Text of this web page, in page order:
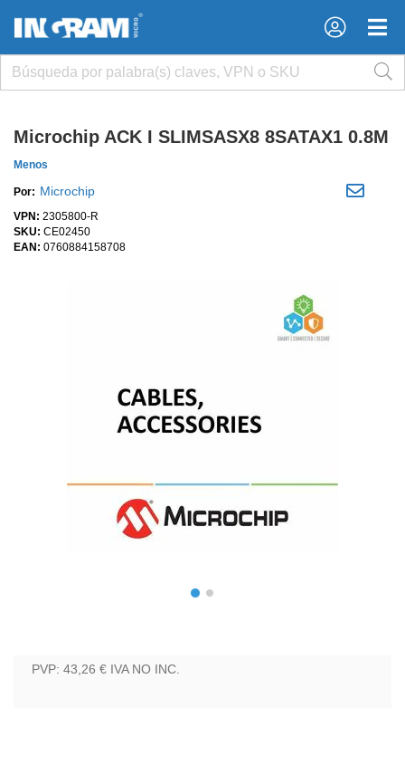
×
×
Microchip ACK I SLIMSASX8 8SATAX1 0.8M
Menos
Por: Microchip
VPN: 2305800-R
SKU: CE02450
EAN: 0760884158708
PVP: 43,26 € IVA NO INC.